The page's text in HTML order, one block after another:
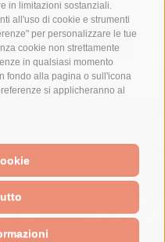
in limitazioni sostanziali.
all'uso di cookie e strumenti
per personalizzare le tue
cookie non strettamente
in qualsiasi momento
fondo alla pagina o sull'icona
si applicheranno al
temporali
treni
vincenzo de luca